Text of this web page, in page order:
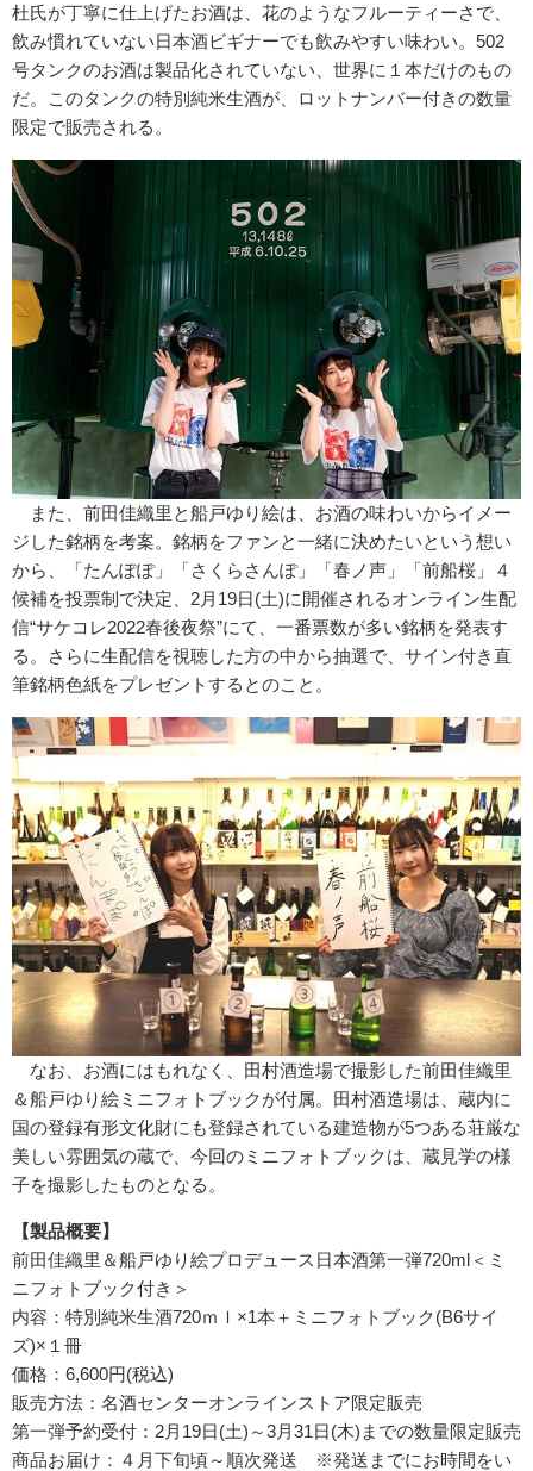
杜氏が丁寧に仕上げたお酒は、花のようなフルーティーさで、
飲み慣れていない日本酒ビギナーでも飲みやすい味わい。502
号タンクのお酒は製品化されていない、世界に１本だけのもの
だ。このタンクの特別純米生酒が、ロットナンバー付きの数量
限定で販売される。
また、前田佳織里と船戸ゆり絵は、お酒の味わいからイメー
ジした銘柄を考案。銘柄をファンと一緒に決めたいという想い
から、「たんぽぽ」「さくらさんぽ」「春ノ声」「前船桜」４
候補を投票制で決定、2月19日(土)に開催されるオンライン生配
信“サケコレ2022春後夜祭”にて、一番票数が多い銘柄を発表す
る。さらに生配信を視聴した方の中から抽選で、サイン付き直
筆銘柄色紙をプレゼントするとのこと。
なお、お酒にはもれなく、田村酒造場で撮影した前田佳織里
＆船戸ゆり絵ミニフォトブックが付属。田村酒造場は、蔵内に
国の登録有形文化財にも登録されている建造物が5つある荘厳な
美しい雰囲気の蔵で、今回のミニフォトブックは、蔵見学の様
子を撮影したものとなる。
【製品概要】
前田佳織里＆船戸ゆり絵プロデュース日本酒第一弾720ml＜ミ
ニフォトブック付き＞
内容：特別純米生酒720ｍｌ×1本＋ミニフォトブック(B6サイ
ズ)×１冊
価格：6,600円(税込)
販売方法：名酒センターオンラインストア限定販売
第一弾予約受付：2月19日(土)～3月31日(木)までの数量限定販売
商品お届け：４月下旬頃～順次発送 ※発送までにお時間をい